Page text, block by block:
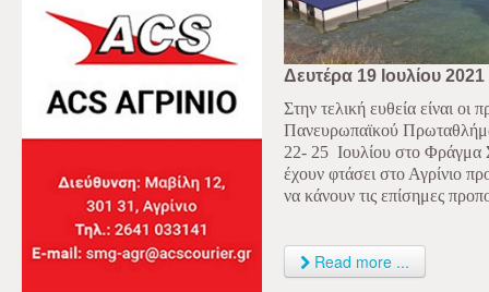
Δευτέρα 19 Ιουλίου 2021
Στην τελική ευθεία είναι οι
Πανευρωπαϊκού
22- 25 Ιουλίου στο Φράγμα
έχουν φτάσει στο Αγρίνιο
να κάνουν τις επίσημες
Read more ...